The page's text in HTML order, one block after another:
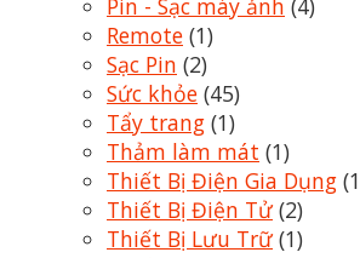
Pin - Sạc máy ảnh (4)
Remote (1)
Sạc Pin (2)
Sức khỏe (45)
Tẩy trang (1)
Thảm làm mát (1)
Thiết Bị Điện Gia Dụng
Thiết Bị Điện Tử (2)
Thiết Bị Lưu Trữ (1)